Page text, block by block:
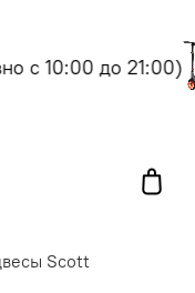
10:00 до 21:00)
Scott